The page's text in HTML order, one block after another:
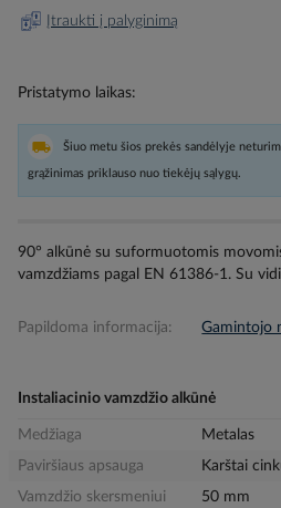
Įtraukti į palyginimą
Pristatymo laikas
Šiuo metu šios prekės sandėlyje
grąžinimas priklauso nuo tiekėjų sąlygų.
90° alkūnė su suformuotomis
vamzdžiams pagal EN 61386-1. Su
Papildoma informacija: Gamintojo
Instaliacinio vamzdžio alkūnė
Medžiaga
Metalas
Paviršiaus apsauga
Karštai
Vamzdžio skersmeniui
50 mm